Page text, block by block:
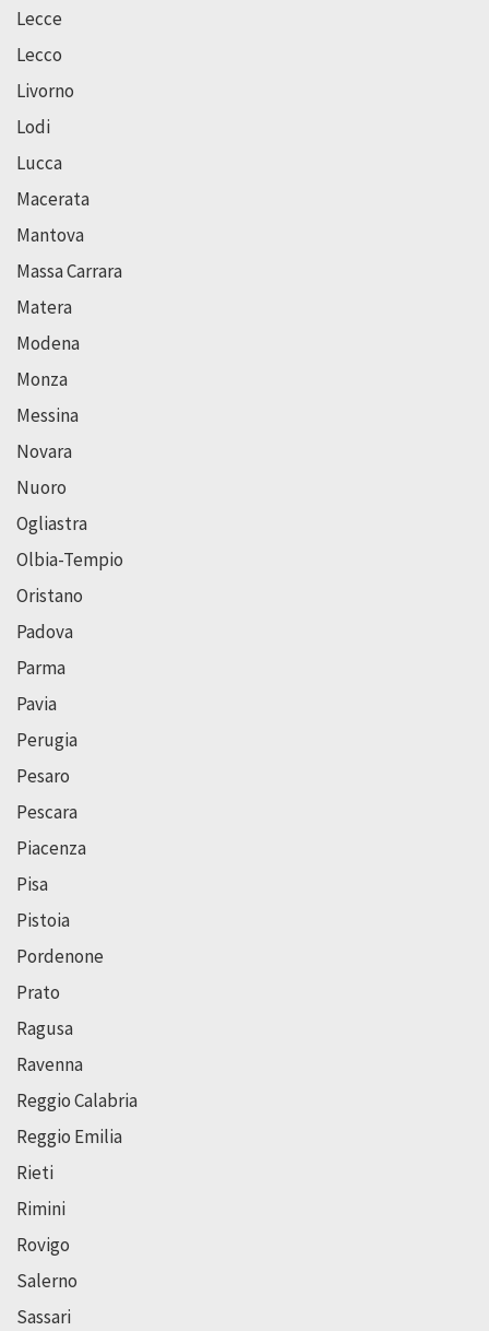
Lecce
Lecco
Livorno
Lodi
Lucca
Macerata
Mantova
Massa Carrara
Matera
Modena
Monza
Messina
Novara
Nuoro
Ogliastra
Olbia-Tempio
Oristano
Padova
Parma
Pavia
Perugia
Pesaro
Pescara
Piacenza
Pisa
Pistoia
Pordenone
Prato
Ragusa
Ravenna
Reggio Calabria
Reggio Emilia
Rieti
Rimini
Rovigo
Salerno
Sassari